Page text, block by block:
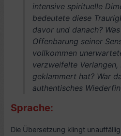
intensive spirituelle
bedeutete diese
davor und danach?
Offenbarung seiner
vollkommen
verzweifelte
geklammert hat? War
authentisches
Sprache:
Die Übersetzung klingt